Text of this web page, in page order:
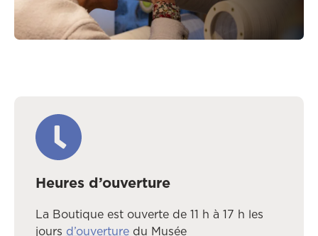
Heures d’ouverture
La Boutique est ouverte de 11 h à 17 h les
jours d’ouverture du Musée